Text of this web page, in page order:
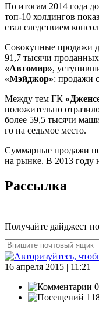
По итогам 2014 года
топ-10 холдингов
стал следствием
Совокупные продажи
91,7 тысячи
«Автомир»,
«Мэйджор»: продажи
Между тем ГК
положительно
более 59,5 тысячи
го на седьмое место.
Суммарные продажи
на рынке. В 2013 году
Рассылка
Получайте дайджест
16 апреля 2015 | 11:21
0